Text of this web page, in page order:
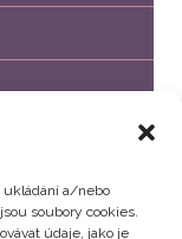
ukládání a/nebo
soubory cookies.
údaje, jako je